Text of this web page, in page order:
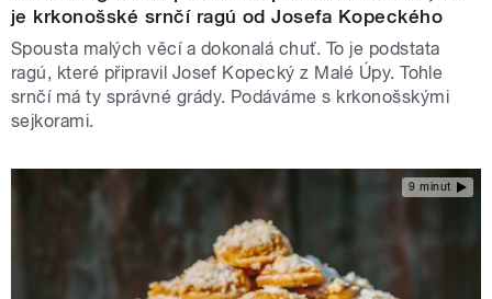
je krkonošské srnčí ragú od Josefa Kopeckého
Spousta malých věcí a dokonalá chuť. To je podstata
ragú, které připravil Josef Kopecký z Malé Úpy. Tohle
srnčí má ty správné grády. Podáváme s krkonošskými
sejkorami.
9 minut